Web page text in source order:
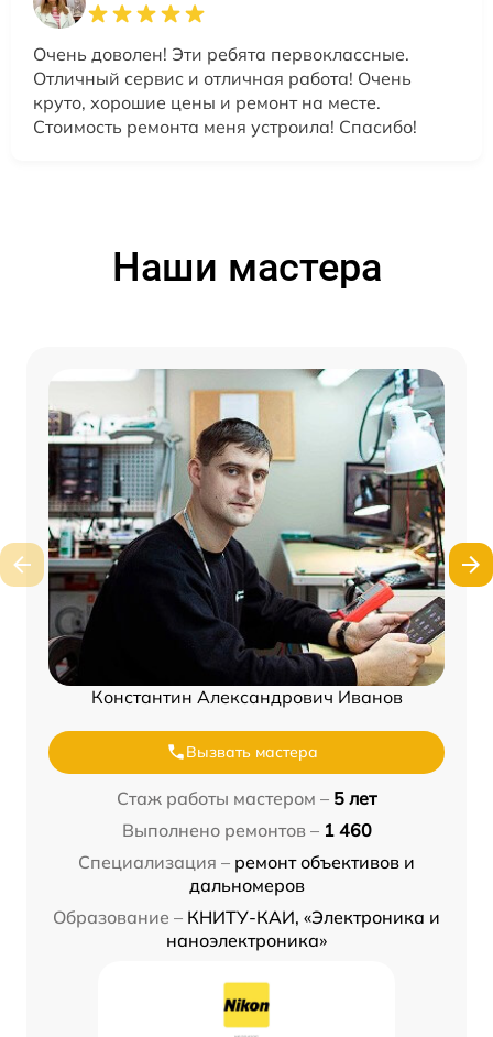
Очень доволен! Эти ребята первоклассные.
Отличный сервис и отличная работа! Очень
круто, хорошие цены и ремонт на месте.
Стоимость ремонта меня устроила! Спасибо!
Наши мастера
Константин Александрович Иванов
Вызвать мастера
Стаж работы мастером – 5 лет
Выполнено ремонтов – 1 460
Специализация – ремонт объективов и
дальномеров
Образование – КНИТУ-КАИ, «Электроника и
наноэлектроника»